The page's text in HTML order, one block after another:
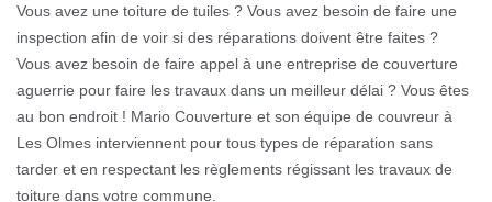
Vous avez une toiture de tuiles ? Vous avez besoin de faire une
inspection afin de voir si des réparations doivent être faites ?
Vous avez besoin de faire appel à une entreprise de couverture
aguerrie pour faire les travaux dans un meilleur délai ? Vous êtes
au bon endroit ! Mario Couverture et son équipe de couvreur à
Les Olmes interviennent pour tous types de réparation sans
tarder et en respectant les règlements régissant les travaux de
toiture dans votre commune.